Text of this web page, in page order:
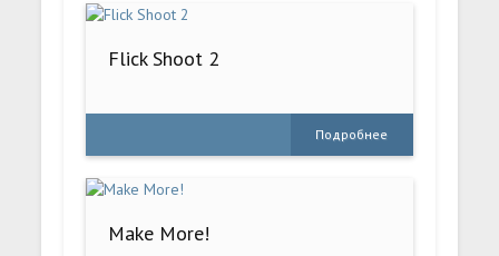
Flick Shoot 2
Подробнее
Make More!